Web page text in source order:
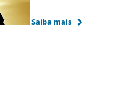
Saiba mais